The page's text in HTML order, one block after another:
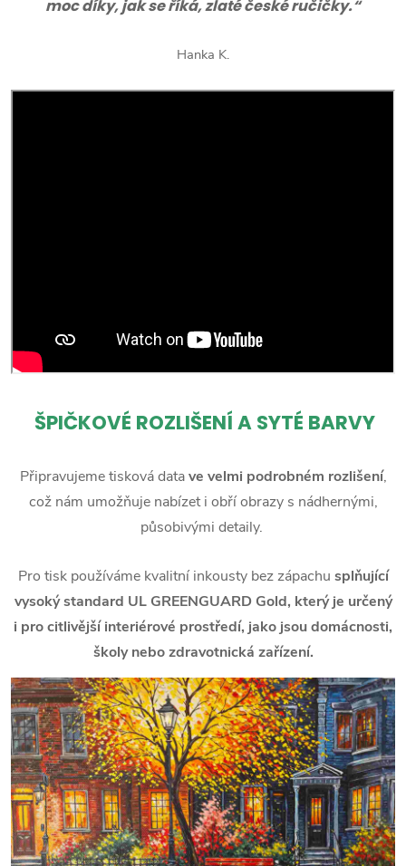
moc díky, jak se říká, zlaté české ručičky.“
Hanka K.
ŠPIČKOVÉ ROZLIŠENÍ A SYTÉ BARVY
Připravujeme tisková datave velmi podrobném rozlišení,
což nám umožňuje nabízet i obří obrazy s nádhernými,
působivými detaily.
Pro tisk používáme kvalitní inkousty bez zápachu splňující
vysoký standard UL GREENGUARD Gold, který je určený
i pro citlivější interiérové prostředí, jako jsou domácnosti,
školy nebo zdravotnická zařízení.